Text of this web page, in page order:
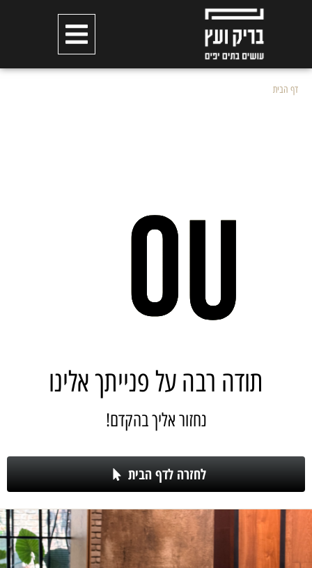
דף הבית»
תודה רבה על פנייתך אלינו
נחזור אליך בהקדם!
לחזרה לדף הבית